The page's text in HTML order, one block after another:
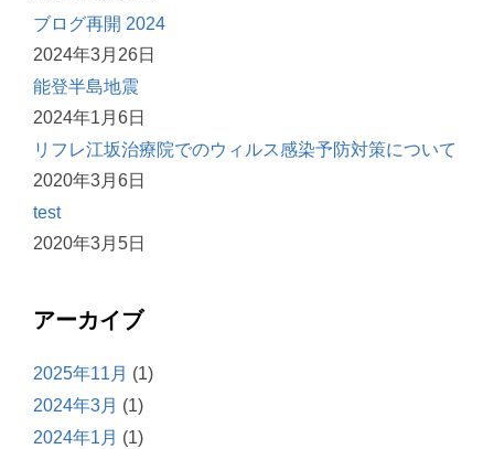
ブログ再開 2024
2024年3月26日
能登半島地震
2024年1月6日
リフレ江坂治療院でのウィルス感染予防対策について
2020年3月6日
test
2020年3月5日
アーカイブ
2025年11月 (1)
2024年3月 (1)
2024年1月 (1)